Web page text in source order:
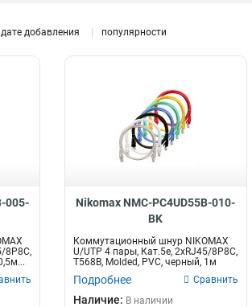
Тип оптического волокна Интерфейс
110-RJ12/6P6C
Ethernet
110-RJ45/8P8C
SC/UPC-FC/UPC
FC/UPC
USOC
дате добавления популярности
005-
8P8C,
Nikomax NMC-PC4UD55B-010-
BK
Коммутационный шнур NIKOMAX
U/UTP 4 пары, Кат.5е, 2хRJ45/8P8C,
T568B, Molded, PVC, черный, 1м
Подробнее Сравнить
Наличие: В наличии